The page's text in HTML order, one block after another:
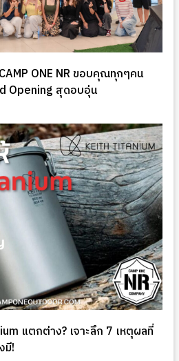
ONE NR ขอบคุณทุกๆคน
Opening สุดอบอุ่น
แตกต่าง? เจาะลึก 7 เหตุผลที่
มี!